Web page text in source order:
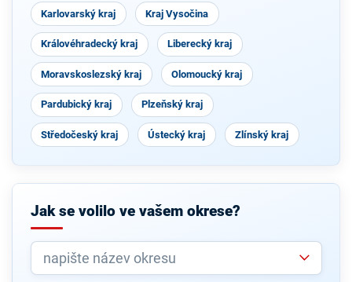
Karlovarský kraj Kraj Vysočina
Královéhradecký kraj Liberecký kraj
Moravskoslezský kraj Olomoucký kraj
Pardubický kraj Plzeňský kraj
Středočeský kraj Ústecký kraj Zlínský kraj
Jak se volilo ve vašem okrese?